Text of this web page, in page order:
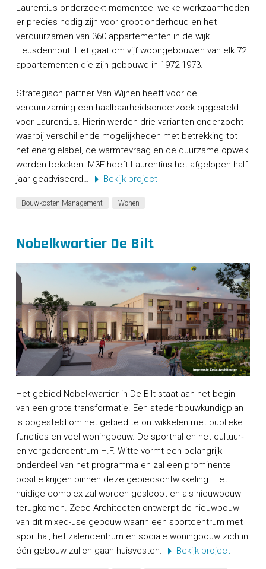
Laurentius onderzoekt momenteel welke werkzaamheden
er precies nodig zijn voor groot onderhoud en het
verduurzamen van 360 appartementen in de wijk
Heusdenhout. Het gaat om vijf woongebouwen van elk 72
appartementen die zijn gebouwd in 1972-1973.
Strategisch partner Van Wijnen heeft voor de
verduurzaming een haalbaarheidsonderzoek opgesteld
voor Laurentius. Hierin werden drie varianten onderzocht
waarbij verschillende mogelijkheden met betrekking tot
het energielabel, de warmtevraag en de duurzame opwek
werden bekeken. M3E heeft Laurentius het afgelopen half
jaar geadviseerd…
Bekijk project
Bouwkosten Management Wonen
Nobelkwartier De Bilt
Het gebied Nobelkwartier in De Bilt staat aan het begin
van een grote transformatie. Een stedenbouwkundigplan
is opgesteld om het gebied te ontwikkelen met publieke
functies en veel woningbouw. De sporthal en het cultuur‐
en vergadercentrum H.F. Witte vormt een belangrijk
onderdeel van het programma en zal een prominente
positie krijgen binnen deze gebiedsontwikkeling. Het
huidige complex zal worden gesloopt en als nieuwbouw
terugkomen. Zecc Architecten ontwerpt de nieuwbouw
van dit mixed-use gebouw waarin een sportcentrum met
sporthal, het zalencentrum en sociale woningbouw zich in
één gebouw zullen gaan huisvesten.
Bekijk project